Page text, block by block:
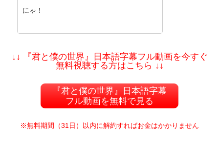
にゃ！
↓↓ 『君と僕の世界』日本語字幕フル動画を今すぐ
無料視聴する方はこちら ↓↓
『君と僕の世界』日本語字幕
フル動画を無料で見る
※無料期間（31日）以内に解約すればお金はかかりません